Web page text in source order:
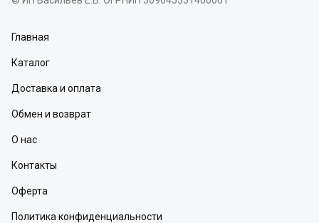
Главная
Каталог
Доставка и оплата
Обмен и возврат
О нас
Контакты
Оферта
Политика конфиденциальности